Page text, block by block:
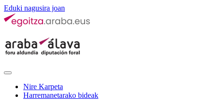
Eduki nagusira joan
Nire Karpeta
Harremanetarako bideak